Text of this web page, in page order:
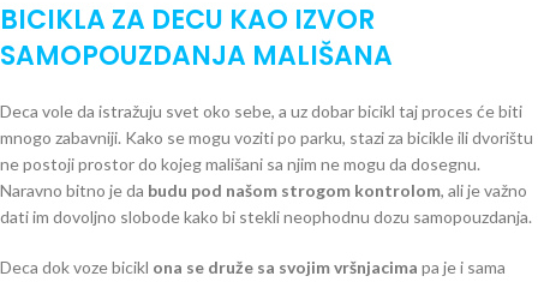
BICIKLA ZA DECU KAO IZVOR
SAMOPOUZDANJA MALIŠANA
Deca vole da istražuju svet oko sebe, a uz dobar bicikl taj proces će biti
mnogo zabavniji. Kako se mogu voziti po parku, stazi za bicikle ili dvorištu
ne postoji prostor do kojeg mališani sa njim ne mogu da dosegnu.
Naravno bitno je da budu pod našom strogom kontrolom, ali je važno
dati im dovoljno slobode kako bi stekli neophodnu dozu samopouzdanja.
Deca dok voze bicikl ona se druže sa svojim vršnjacima pa je i sama